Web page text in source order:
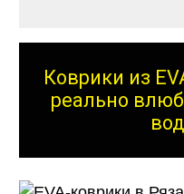
Коврики из
реально